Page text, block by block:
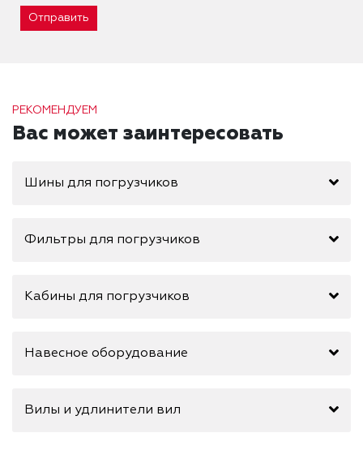
Отправить
РЕКОМЕНДУЕМ
Вас может заинтересовать
Шины для погрузчиков
Фильтры для погрузчиков
Кабины для погрузчиков
Навесное оборудование
Вилы и удлинители вил